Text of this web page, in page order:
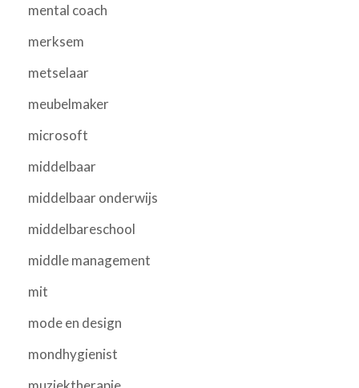
mental coach
merksem
metselaar
meubelmaker
microsoft
middelbaar
middelbaar onderwijs
middelbareschool
middle management
mit
mode en design
mondhygienist